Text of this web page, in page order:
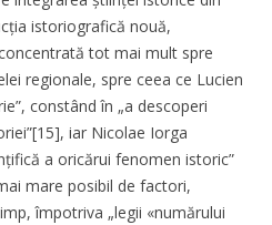
istoriografică nouă,
tot mai mult spre
regionale, spre ceea ce Lucien
constând în „a descoperi
iar Nicolae Iorga
a oricărui fenomen istoric”
mare posibil de factori,
împotriva „legii «numărului